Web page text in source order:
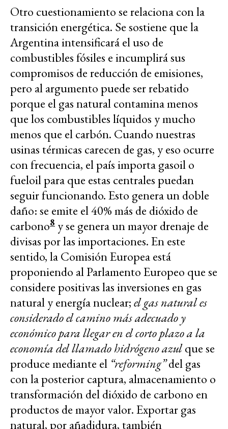
Otro cuestionamiento se relaciona con la
transición energética. Se sostiene que la
Argentina intensificará el uso de
combustibles fósiles e incumplirá sus
compromisos de reducción de emisiones,
pero al argumento puede ser rebatido
porque el gas natural contamina menos
que los combustibles líquidos y mucho
menos que el carbón. Cuando nuestras
usinas térmicas carecen de gas, y eso ocurre
con frecuencia, el país importa gasoil o
fueloil para que estas centrales puedan
seguir funcionando. Esto genera un doble
daño: se emite el 40% más de dióxido de
carbono8 y se genera un mayor drenaje de
divisas por las importaciones. En este
sentido, la Comisión Europea está
proponiendo al Parlamento Europeo que se
considere positivas las inversiones en gas
natural y energía nuclear;el gas natural es
considerado el camino más adecuado y
económico para llegar en el corto plazo a la
economía del llamado hidrógeno azulque se
produce mediante el “reforming”del gas
con la posterior captura, almacenamiento o
transformación del dióxido de carbono en
productos de mayor valor. Exportar gas
natural, por añadidura, también